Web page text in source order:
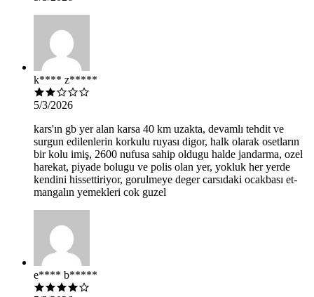
k**** z*****
5/3/2026
kars'ın gb yer alan karsa 40 km uzakta, devamlı tehdit ve
surgun edilenlerin korkulu ruyası digor, halk olarak osetların
bir kolu imiş, 2600 nufusa sahip oldugu halde jandarma, ozel
harekat, piyade bolugu ve polis olan yer, yokluk her yerde
kendini hissettiriyor, gorulmeye deger carsıdaki ocakbası et-
mangalın yemekleri cok guzel
e**** b*****